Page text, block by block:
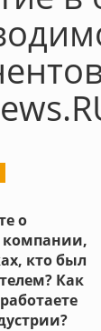
о
компании,
кто был
Как